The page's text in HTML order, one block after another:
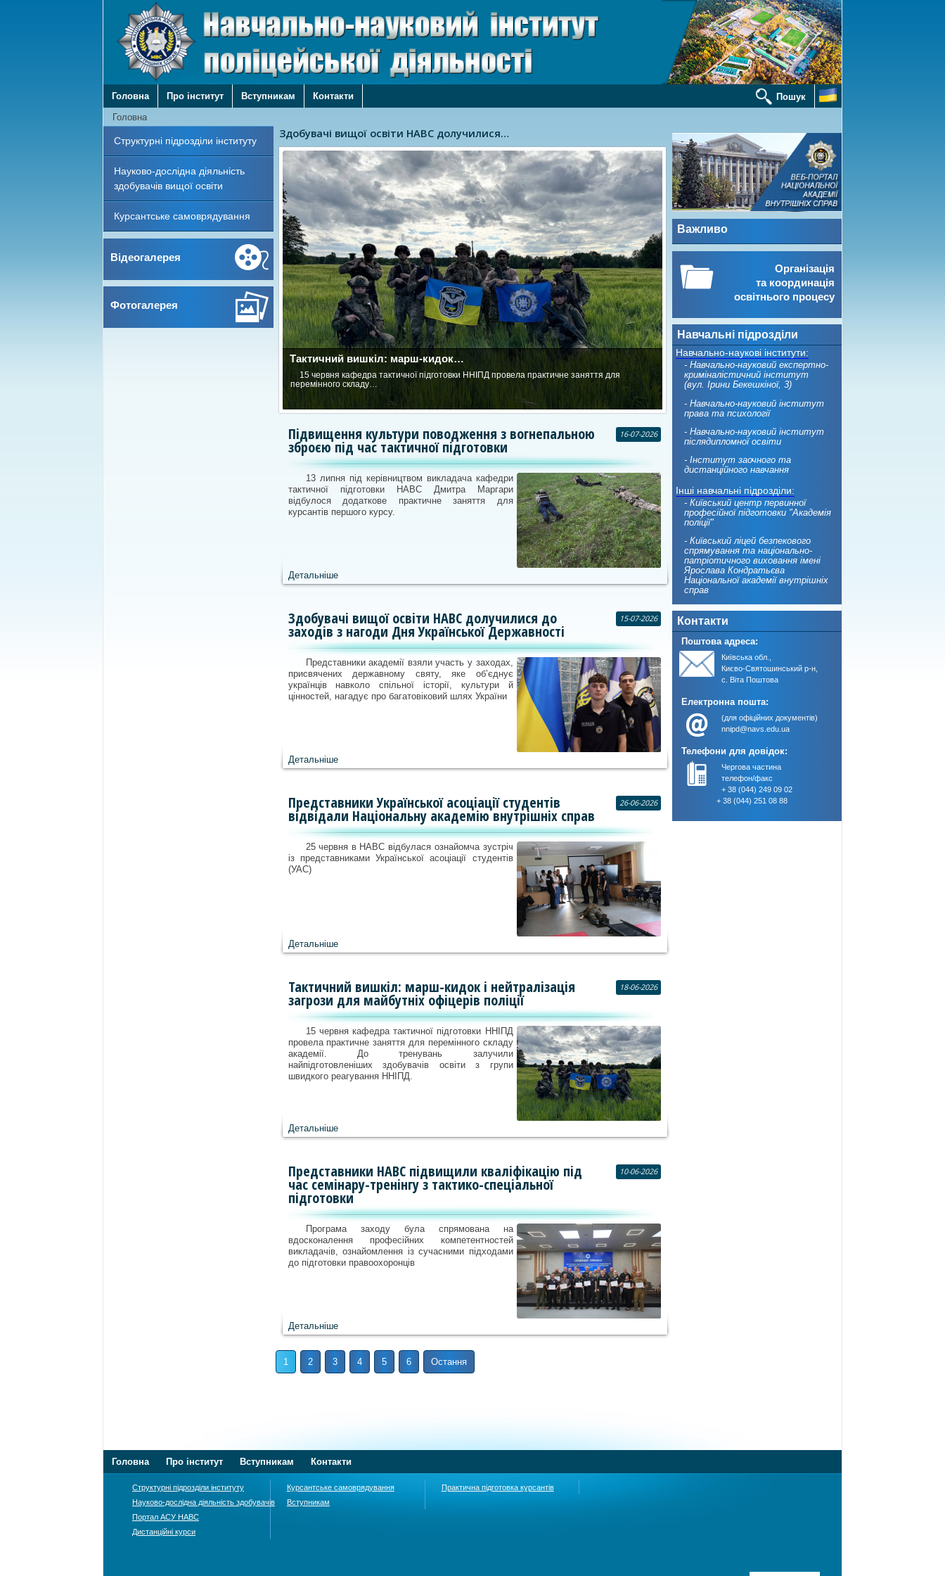
Головна Про інститут Вступникам Контакти
Пошук
Головна
Структурні підрозділи інституту
Науково-дослідна діяльність
здобувачів вищої освіти
Курсантське самоврядування
Відеогалерея
Фотогалерея
Представники Української асоціації студентів…
Тактичний вишкіл: марш-кидок і нейтралізація…
Представники НАВС підвищили кваліфікацію…
Підвищення культури поводження з вогнепальною…
Здобувачі вищої освіти НАВС долучилися…
Тактичний вишкіл: марш-кидок…
15 червня кафедра тактичної підготовки ННІПД провела практичне заняття для
перемінного складу…
Підвищення культури поводження з вогнепальною
зброєю під час тактичної підготовки
16-07-2026
13 липня під керівництвом викладача кафедри
тактичної підготовки НАВС Дмитра Маргари
відбулося додаткове практичне заняття для
курсантів першого курсу.
Детальніше
Здобувачі вищої освіти НАВС долучилися до
заходів з нагоди Дня Української Державності
15-07-2026
Представники академії взяли участь у заходах,
присвячених державному святу, яке об’єднує
українців навколо спільної історії, культури й
цінностей, нагадує про багатовіковий шлях України
Детальніше
Представники Української асоціації студентів
відвідали Національну академію внутрішніх справ
26-06-2026
25 червня в НАВС відбулася ознайомча зустріч
із представниками Української асоціації студентів
(УАС)
Детальніше
Тактичний вишкіл: марш-кидок і нейтралізація
загрози для майбутніх офіцерів поліції
18-06-2026
15 червня кафедра тактичної підготовки ННІПД
провела практичне заняття для перемінного складу
академії. До тренувань залучили
найпідготовленіших здобувачів освіти з групи
швидкого реагування ННІПД.
Детальніше
Представники НАВС підвищили кваліфікацію під
час семінару-тренінгу з тактико-спеціальної
підготовки
10-06-2026
Програма заходу була спрямована на
вдосконалення професійних компетентностей
викладачів, ознайомлення із сучасними підходами
до підготовки правоохоронців
Детальніше
1 2 3 4 5 6 Остання
Важливо
Організація
та координація
освітнього процесу
Навчальні підрозділи
Навчально-наукові інститути:
- Навчально-науковий експертно-
криміналістичний інститут
(вул. Ірини Бекешкіної, 3)
- Навчально-науковий інститут
права та психології
- Навчально-науковий інститут
післядипломної освіти
- Інститут заочного та
дистанційного навчання
Інші навчальні підрозділи:
- Київський центр первинної
професійної підготовки "Академія
поліції"
- Київський ліцей безпекового
спрямування та національно-
патріотичного виховання імені
Ярослава Кондратьєва
Національної академії внутрішніх
справ
Контакти
Поштова адреса:
Київська обл.,
Києво-Святошинський р-н,
с. Віта Поштова
Електронна пошта:
(для офіційних документів)
nnipd@navs.edu.ua
Телефони для довідок:
Чергова частина
телефон/факс
+ 38 (044) 249 09 02
+ 38 (044) 251 08 88
Головна Про інститут Вступникам Контакти
Структурні підрозділи інституту
Науково-дослідна діяльність здобувачів
Портал АСУ НАВС
Дистанційні курси
Курсантське самоврядування
Вступникам
Практична підготовка курсантів